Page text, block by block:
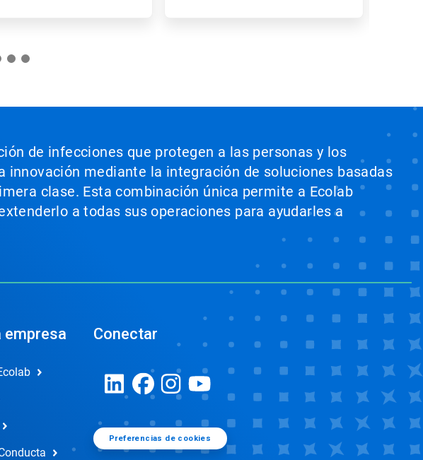
de infecciones que protegen a las personas y los
mediante la integración de soluciones basadas
clase. Esta combinación única permite a Ecolab
a todas sus operaciones para ayudarles a
empresa Conectar
Preferencias de cookies